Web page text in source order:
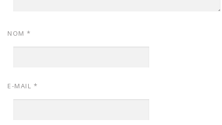
NOM *
E-MAIL *